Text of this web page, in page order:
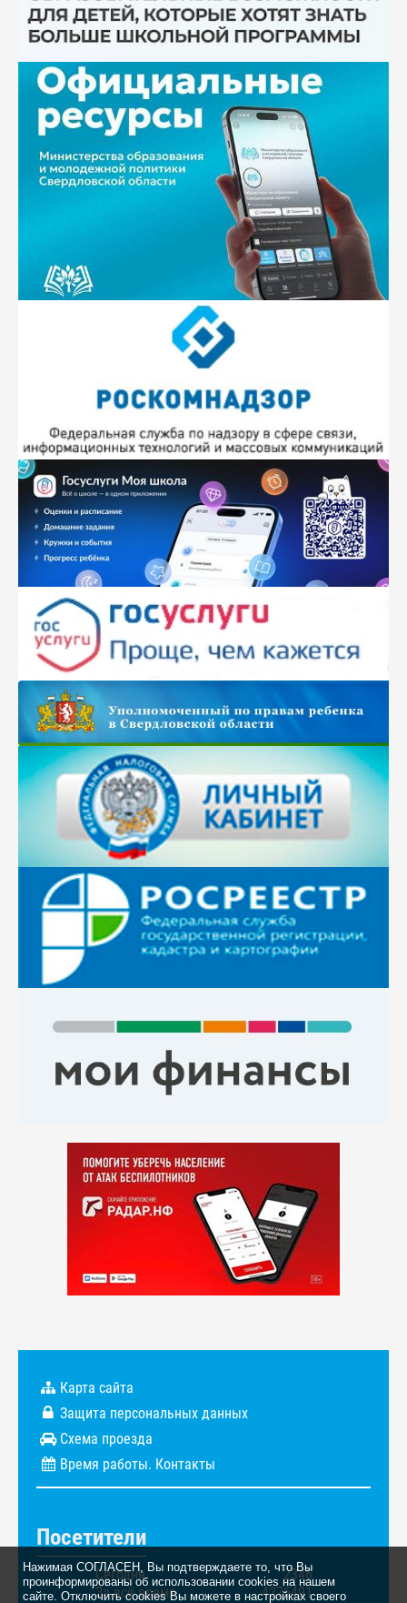
Нажимая СОГЛАСЕН, Вы подтверждаете то, что Вы
проинформированы об использовании cookies на нашем
сайте. Отключить cookies Вы можете в настройках своего
Карта сайта
Защита персональных данных
Схема проезда
Время работы. Контакты
Посетители
Сегодня
2346
За всё время
4276491